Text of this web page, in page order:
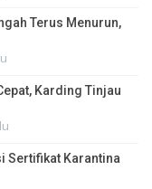
Terus Menurun,
Karding Tinjau
Sertifikat Karantina